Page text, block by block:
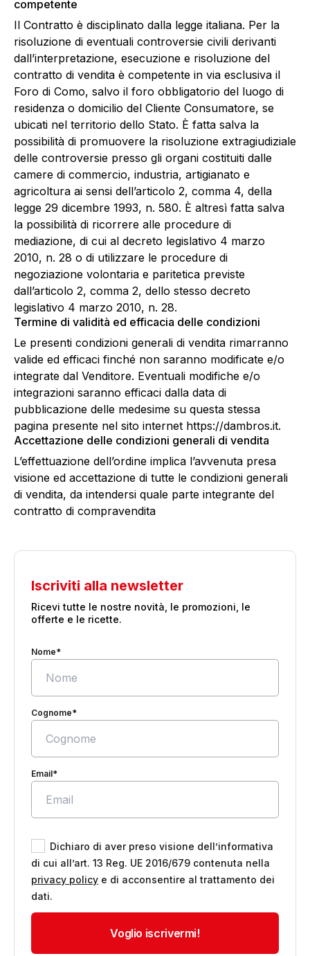
competente
Il Contratto è disciplinato dalla legge italiana. Per la
risoluzione di eventuali controversie civili derivanti
dall’interpretazione, esecuzione e risoluzione del
contratto di vendita è competente in via esclusiva il
Foro di Como, salvo il foro obbligatorio del luogo di
residenza o domicilio del Cliente Consumatore, se
ubicati nel territorio dello Stato. È fatta salva la
possibilità di promuovere la risoluzione extragiudiziale
delle controversie presso gli organi costituiti dalle
camere di commercio, industria, artigianato e
agricoltura ai sensi dell’articolo 2, comma 4, della
legge 29 dicembre 1993, n. 580. È altresì fatta salva
la possibilità di ricorrere alle procedure di
mediazione, di cui al decreto legislativo 4 marzo
2010, n. 28 o di utilizzare le procedure di
negoziazione volontaria e paritetica previste
dall’articolo 2, comma 2, dello stesso decreto
legislativo 4 marzo 2010, n. 28.
Termine di validità ed efficacia delle condizioni
Le presenti condizioni generali di vendita rimarranno
valide ed efficaci finché non saranno modificate e/o
integrate dal Venditore. Eventuali modifiche e/o
integrazioni saranno efficaci dalla data di
pubblicazione delle medesime su questa stessa
pagina presente nel sito internet https://dambros.it.
Accettazione delle condizioni generali di vendita
L’effettuazione dell’ordine implica l’avvenuta presa
visione ed accettazione di tutte le condizioni generali
di vendita, da intendersi quale parte integrante del
contratto di compravendita
Iscriviti alla newsletter
Ricevi tutte le nostre novità, le promozioni, le
offerte e le ricette.
Nome*
Cognome*
Email*
Dichiaro di aver preso visione dell’informativa
di cui all’art. 13 Reg. UE 2016/679 contenuta nella
privacy policy e di acconsentire al trattamento dei
dati.